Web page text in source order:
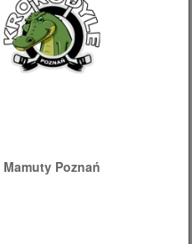
Mamuty Poznań